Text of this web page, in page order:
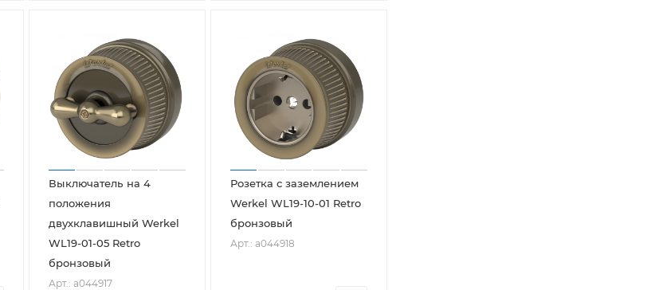
Выключатель на 4
положения
двухклавишный Werkel
WL19-01-05 Retro
бронзовый
Арт.: a044917
Розетка с заземлением
Werkel WL19-10-01 Retro
бронзовый
Арт.: a044918